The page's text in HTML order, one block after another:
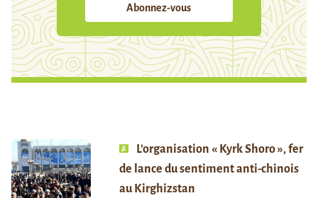
Abonnez-vous
L’organisation « Kyrk Shoro », fer
de lance du sentiment anti-chinois
au Kirghizstan